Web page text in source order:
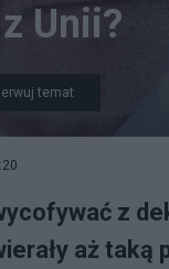
Unii?
temat
z
aż